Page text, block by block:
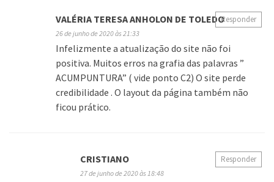
VALÉRIA TERESA ANHOLON DE TOLEDO
26 de junho de 2020 às 21:33
Infelizmente a atualização do site não foi
positiva. Muitos erros na grafia das palavras ”
ACUMPUNTURA” ( vide ponto C2) O site perde
credibilidade . O layout da página também não
ficou prático.
Responder
CRISTIANO
27 de junho de 2020 às 18:48
Responder